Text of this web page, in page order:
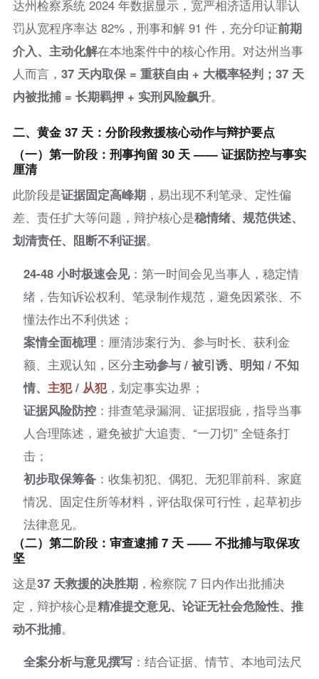
达州检察系统 2024 年数据显示，宽严相济适用认罪认
罚从宽程序率达 82%，刑事和解 91 件，充分印证前期
介入、主动化解在本地案件中的核心作用。对达州当事
人而言， 37 天内取保 = 重获自由 + 大概率轻判；37 天
内被批捕 = 长期羁押 + 实刑风险飙升。
二、黄金 37 天：分阶段救援核心动作与辩护要点
（一）第一阶段：刑事拘留 30 天 —— 证据防控与事实
厘清
此阶段是证据固定高峰期，易出现不利笔录、定性偏
差、责任扩大等问题，辩护核心是稳情绪、规范供述、
划清责任、阻断不利证据。
24-48 小时极速会见：第一时间会见当事人，稳定情
绪，告知诉讼权利、笔录制作规范，避免因紧张、不
懂法作出不利供述；
案情全面梳理 ：厘清涉案行为、参与时长、获利金
额、主观认知，区分主动参与 / 被引诱、明知 / 不知
情、 主犯/ 从犯，划定事实边界；
证据风险防控：排查笔录漏洞、证据瑕疵，指导当事
人合理陈述，避免被扩大追责、“一刀切” 全链条打
击；
初步取保筹备：收集初犯、偶犯、无犯罪前科、家庭
情况、固定住所等材料，评估取保可行性，起草初步
法律意见。
（二）第二阶段：审查逮捕 7 天 —— 不批捕与取保攻
坚
这是37 天救援的决胜期，检察院 7 日内作出批捕决
定，辩护核心是精准提交意见、论证无社会危险性、推
动不批捕。
全案分析与意见撰写：结合证据、情节、本地司法尺